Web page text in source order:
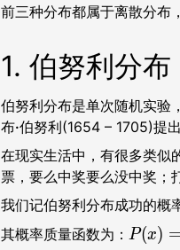
前三种分布都属于离散分布
1. 伯努利分布
伯努利分布是单次随机实验
布·伯努利(1654 – 1705)提
在现实生活中，有很多类似
票，要么中奖要么没中奖；
我们记伯努利分布成功的概
其概率质量函数为： P
P(x) =